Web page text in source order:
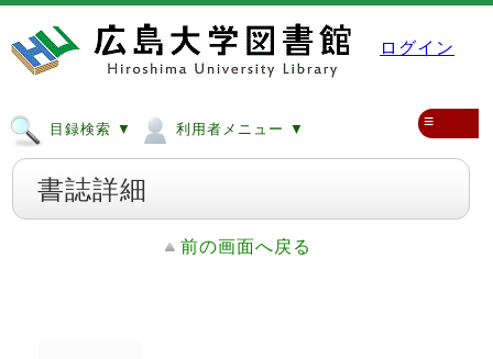
ログイン
目録検索 ▼ 利用者メニュー ▼ ≡
書誌詳細
前の画面へ戻る